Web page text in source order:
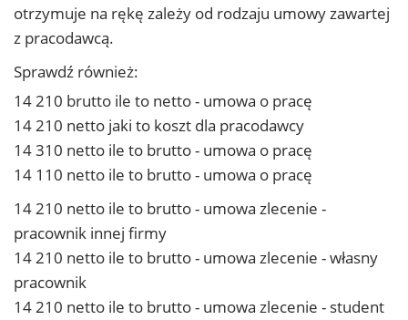
otrzymuje na rękę zależy od rodzaju umowy zawartej
z pracodawcą.
Sprawdź również:
14 210 brutto ile to netto - umowa o pracę
14 210 netto jaki to koszt dla pracodawcy
14 310 netto ile to brutto - umowa o pracę
14 110 netto ile to brutto - umowa o pracę
14 210 netto ile to brutto - umowa zlecenie -
pracownik innej firmy
14 210 netto ile to brutto - umowa zlecenie - własny
pracownik
14 210 netto ile to brutto - umowa zlecenie - student